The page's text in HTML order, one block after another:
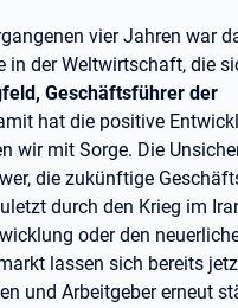
vier Jahren war
in der Weltwirtschaft, die
Geschäftsführer der
hat die positive
wir mit Sorge. Die
die zukünftige
durch den Krieg im
oder den
lassen sich bereits
und Arbeitgeber erneut